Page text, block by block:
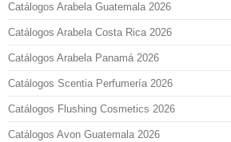
Catálogos Arabela Guatemala 2026
Catálogos Arabela Costa Rica 2026
Catálogos Arabela Panamá 2026
Catálogos Scentia Perfumería 2026
Catálogos Flushing Cosmetics 2026
Catálogos Avon Guatemala 2026